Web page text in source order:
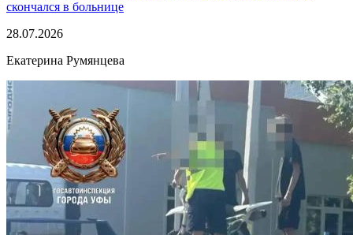
скончался в больнице
28.07.2026
Екатерина Румянцева